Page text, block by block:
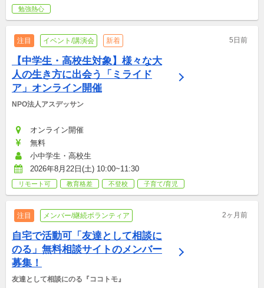
勉強熱心
注目 イベント/講演会 新着 5日前
【中学生・高校生対象】様々な大
人の生き方に出会う「ミライド
ア」オンライン開催
NPO法人アスデッサン
オンライン開催
無料
小中学生・高校生
2026年8月22日(土) 10:00~11:30
リモート可 教育格差 不登校 子育て/育児
注目 メンバー/継続ボランティア 2ヶ月前
自宅で活動可「友達として相談に
のる」無料相談サイトのメンバー
募集！
友達として相談にのる『ココトモ』